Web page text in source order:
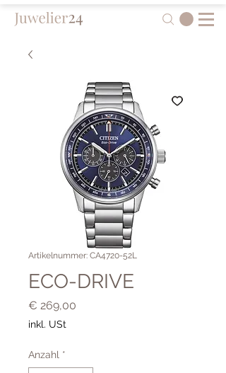
Artikelnummer: CA4720-52L
ECO-DRIVE
€ 269,00
inkl. USt
Anzahl *